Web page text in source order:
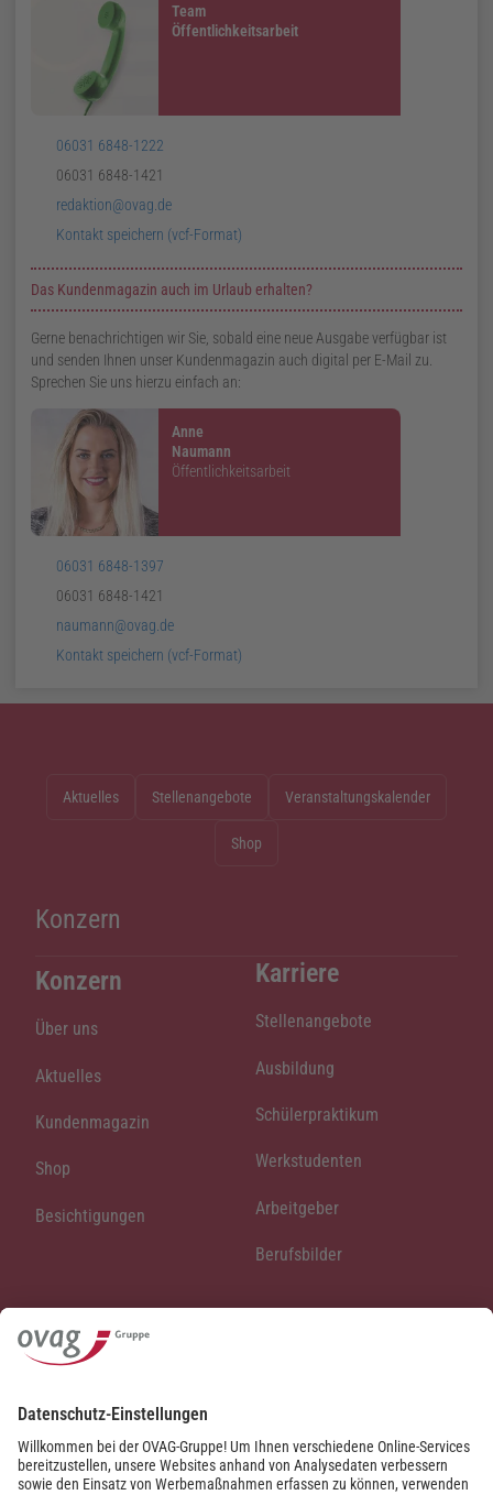
Team
Öffentlichkeitsarbeit
Telefon:06031 6848-1222
Telefax:
06031 6848-1421
Mail:
redaktion@ovag.de
Card:Kontakt speichern (vcf-Format)
Das Kundenmagazin auch im Urlaub erhalten?
Gerne benachrichtigen wir Sie, sobald eine neue Ausgabe verfügbar ist
und senden Ihnen unser Kundenmagazin auch digital per E-Mail zu.
Sprechen Sie uns hierzu einfach an:
Anne
Naumann
Öffentlichkeitsarbeit
Telefon:06031 6848-1397
Telefax:
06031 6848-1421
Mail:
naumann@ovag.de
Card:Kontakt speichern (vcf-Format)
Aktuelles Stellenangebote Veranstaltungskalender
Shop
Konzern
Konzern
Über uns
Aktuelles
Kundenmagazin
Shop
Besichtigungen
Karriere
Stellenangebote
Ausbildung
Schülerpraktikum
Werkstudenten
Arbeitgeber
Berufsbilder
Klasse Klassik Sommer